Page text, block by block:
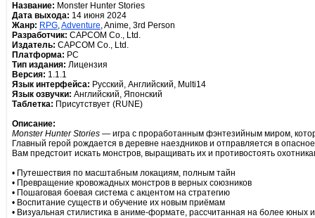
Название: Monster Hunter Stories
Дата выхода: 14 июня 2024
Жанр: RPG,Adventure, Anime, 3rd Person
Разработчик: CAPCOM Co., Ltd.
Издатель: CAPCOM Co., Ltd.
Платформа: PC
Тип издания: Лицензия
Версия: 1.1.1
Язык интерфейса: Русский, Английский, Multi14
Язык озвучки: Английский, Японский
Таблетка: Присутствует (RUNE)
Описание:
Monster Hunter Stories — игра с проработанным фэнтезийным миром,
Главный герой рождается в деревне наездников и отправляется в
Вам предстоит искать монстров, выращивать их и противостоять
• Путешествия по масштабным локациям, полным тайн
• Превращение кровожадных монстров в верных союзников
• Пошаговая боевая система с акцентом на стратегию
• Воспитание существ и обучение их новым приёмам
• Визуальная стилистика в аниме-формате, рассчитанная на более юных